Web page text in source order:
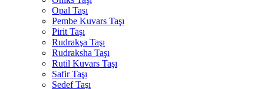
Opal Taşı
Pembe Kuvars Taşı
Pirit Taşı
Rudrakşa Taşı
Rudraksha Taşı
Rutil Kuvars Taşı
Safir Taşı
Sedef Taşı